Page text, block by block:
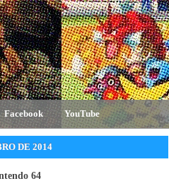
Facebook YouTube
DE 2014
64